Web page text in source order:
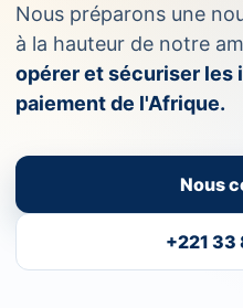
Nous préparons une
à la hauteur de notre
opérer et sécuriser les
paiement de l'Afrique.
Nous
+221 33